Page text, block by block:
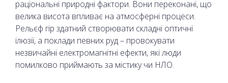
раціональні природні фактори. Вони переконані, що
велика висота впливає на атмосферні процеси.
Рельєф гір здатний створювати складні оптичні
ілюзії, а поклади певних руд – провокувати
незвичайні електромагнітні ефекти, які люди
помилково приймають за містику чи НЛО.